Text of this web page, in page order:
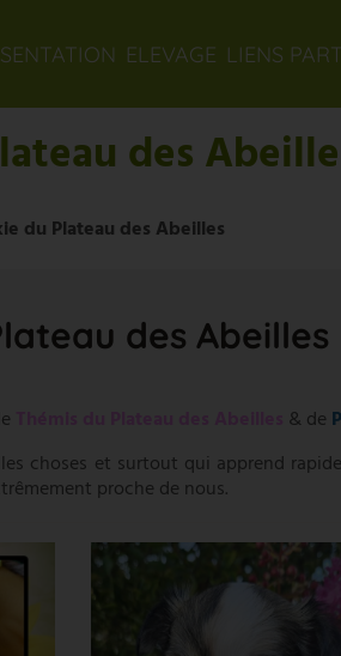
ELEVAGE LIENS
des
du Plateau des Abeilles
des Abeilles
& de
choses et surtout qui apprend
proche de nous.